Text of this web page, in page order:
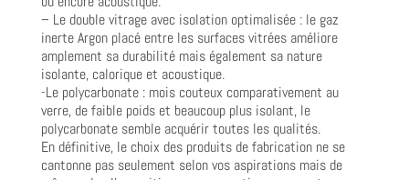
– Le double vitrage avec isolation optimalisée : le gaz
inerte Argon placé entre les surfaces vitrées améliore
amplement sa durabilité mais également sa nature
isolante, calorique et acoustique.
-Le polycarbonate : mois couteux comparativement au
verre, de faible poids et beaucoup plus isolant, le
polycarbonate semble acquérir toutes les qualités.
En définitive, le choix des produits de fabrication ne se
cantonne pas seulement selon vos aspirations mais de